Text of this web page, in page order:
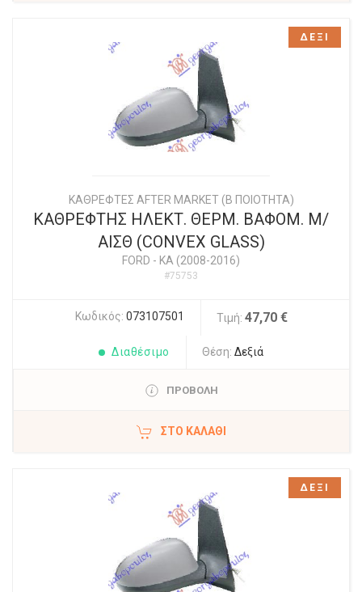
ΚΑΘΡΕΦΤΕΣ AFTER MARKET (Β ΠΟΙΟΤΗΤΑ)
ΚΑΘΡΕΦΤΗΣ ΗΛΕΚΤ. ΘΕΡΜ. ΒΑΦΟΜ. Μ/
ΑΙΣΘ (CONVEX GLASS)
FORD - KA (2008-2016)
#75753
Κωδικός: 073107501 Τιμή: 47,70 €
Διαθέσιμο Θέση: Δεξιά
ΠΡΟΒΟΛΗ
ΣΤΟ ΚΑΛΆΘΙ
ΔΕΞΙ
ΔΕΞΙ